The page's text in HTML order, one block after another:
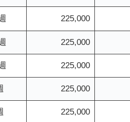
225,000
225,000
225,000
225,000
225,000